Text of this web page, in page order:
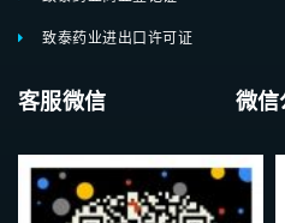
致泰药业进出口许可证
客服微信 微信公